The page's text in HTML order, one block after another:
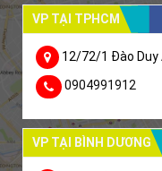
VP TẠI TPHCM
12/72/1 Đào Duy
0904991912
VP TẠI BÌNH DƯƠNG